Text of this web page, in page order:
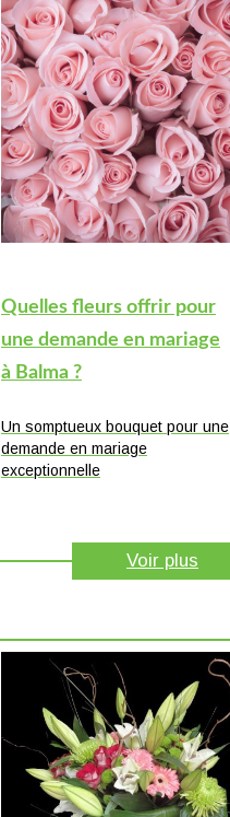
Quelles fleurs offrir pour
une demande en mariage
à Balma ?
Un somptueux bouquet pour une
demande en mariage
exceptionnelle
Voir plus